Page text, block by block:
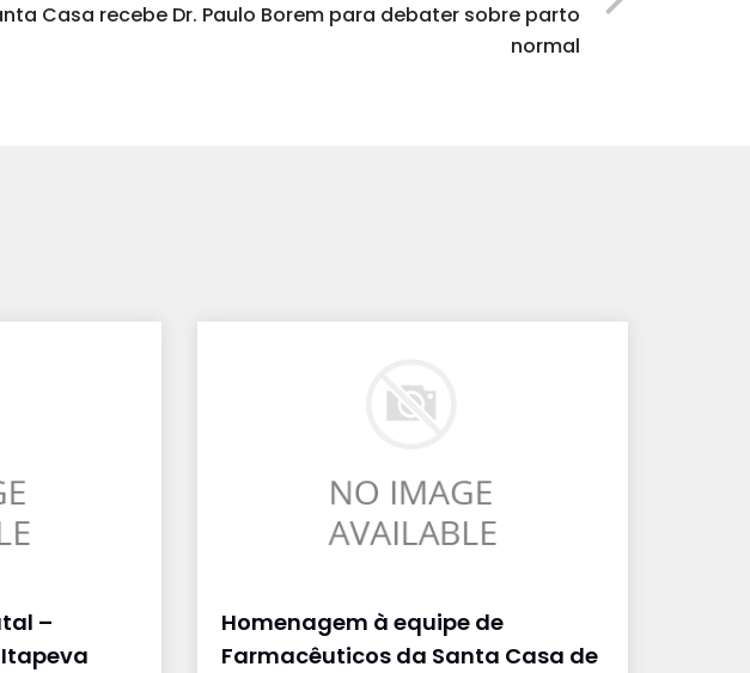
Casa recebe Dr. Paulo Borem para debater sobre parto
normal
–
Homenagem à equipe de
Farmacêuticos da Santa Casa de